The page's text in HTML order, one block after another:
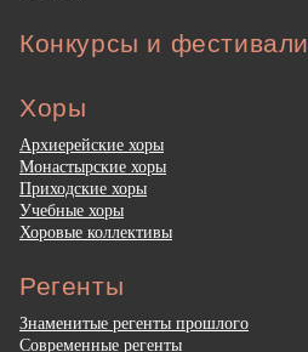
Конкурсы и фестивали
Хоры
Архиерейские хоры
Монастырские хоры
Приходские хоры
Учебные хоры
Хоровые коллективы
Регенты
Знаменитые регенты прошлого
Современные регенты